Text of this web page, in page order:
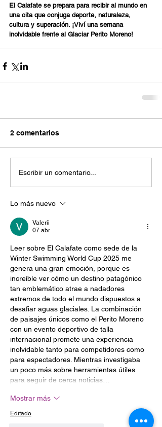
El Calafate se prepara para recibir al mundo en
una cita que conjuga deporte, naturaleza,
cultura y superación. ¡Viví una semana
inolvidable frente al Glaciar Perito Moreno!
2 comentarios
Escribir un comentario...
Lo más nuevo
Valerii
07 abr
Leer sobre El Calafate como sede de la
Winter Swimming World Cup 2025 me
genera una gran emoción, porque es
increíble ver cómo un destino patagónico
tan emblemático atrae a nadadores
extremos de todo el mundo dispuestos a
desafiar aguas glaciales. La combinación
de paisajes únicos como el Perito Moreno
con un evento deportivo de talla
internacional promete una experiencia
inolvidable tanto para competidores como
para espectadores. Mientras investigaba
un poco más sobre herramientas útiles
para seguir de cerca noticias…
Mostrar más
Editado